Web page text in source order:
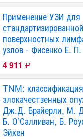
Применение УЗИ для
поверхностных
узлов - Фисенко Е. П.
4 911 Р
TNM: классификация
злокачественных
Дж.Д. Брайерли, М.
Б. О’Салливан, Б.
Эйкен